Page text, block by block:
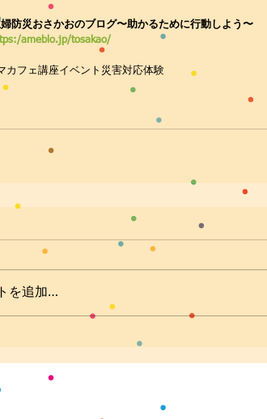
防災おさかおのブログ〜助かるために行動しよう〜
ameblo.jp/tosakao/
カフェ講座イベント 災害対応体験
を追加…